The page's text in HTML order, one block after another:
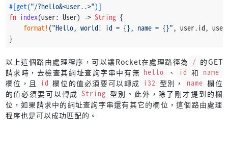
#[get("/?hello&<user..>")]
fn index(user: User) -> String {
format! ("Hello, world! id = {}, name = {}", user.id,
}
以上這個路由處理程序，可以讓Rocket在處理路徑為 / 的GET
請求時，去檢查其網址查詢字串中有無 hello 、 id 和 name
欄位，且
id 欄位的值必須要可以轉成 i32 型別， name 欄位
的值必須要可以轉成 String 型別。此外，除了剛才提到的欄
位，如果請求中的網址查詢字串還有其它的欄位，這個路由處理
程序也是可以成功匹配的。